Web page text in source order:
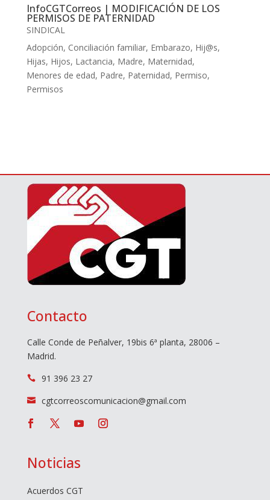
InfoCGTCorreos | MODIFICACIÓN DE LOS
PERMISOS DE PATERNIDAD
SINDICAL
Adopción, Conciliación familiar, Embarazo, Hij@s,
Hijas, Hijos, Lactancia, Madre, Maternidad,
Menores de edad, Padre, Paternidad, Permiso,
Permisos
Contacto
Calle Conde de Peñalver, 19bis 6ª planta, 28006 –
Madrid.
 91 396 23 27
 cgtcorreoscomunicacion@gmail.com
Noticias
Acuerdos CGT